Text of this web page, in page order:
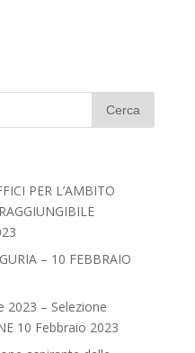
PER L’AMBITO
– 10 FEBBRAIO
2023 – Selezione
10 Febbraio 2023